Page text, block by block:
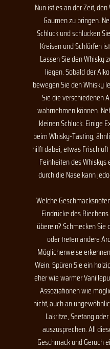
Nun ist es an der Zeit,
Gaumen zu bringen.
Schluck und schlucken
Kreisen und Schlürfen
Lassen Sie den Whisky
liegen. Sobald der
bewegen Sie den Whisky
Sie die verschiedenen
wahrnehmen können.
kleinen Schluck. Einige
beim Whisky-Tasting,
hilft dabei, etwas
Feinheiten des Whiskys
durch die Nase kann
Welche
Eindrücke des
überein? Schmecken
oder treten andere
Möglicherweise
Wein. Spüren Sie ein
eher wie warmer
Assoziationen wie
nicht, auch an
Lakritze, Seetang
auszusprechen. All
Geschmack und Geruch